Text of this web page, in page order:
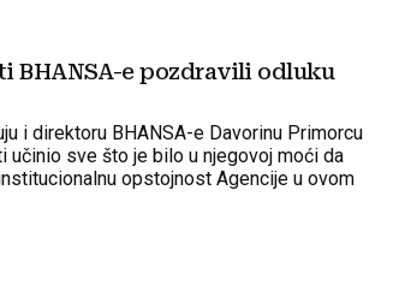
BHANSA-e pozdravili odluku
i direktoru BHANSA-e Davorinu Primorcu
učinio sve što je bilo u njegovoj moći da
opstojnost Agencije u ovom